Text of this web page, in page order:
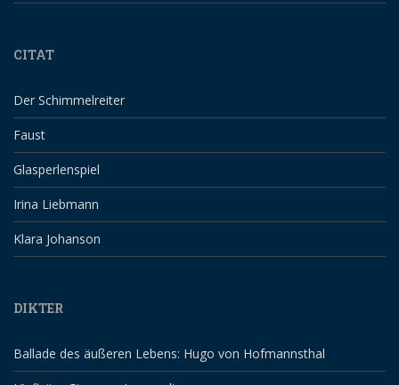
CITAT
Der Schimmelreiter
Faust
Glasperlenspiel
Irina Liebmann
Klara Johanson
DIKTER
Ballade des äußeren Lebens: Hugo von Hofmannsthal